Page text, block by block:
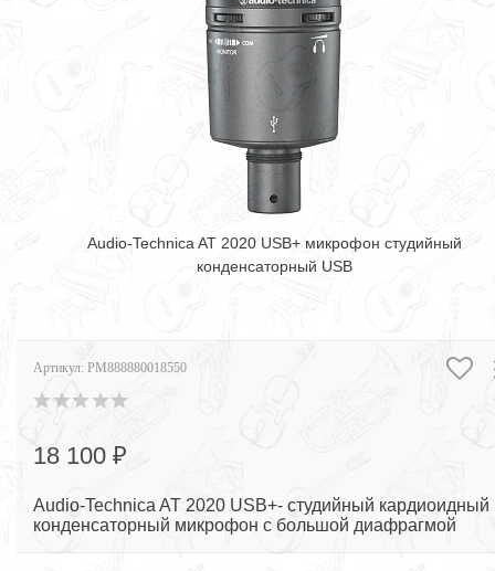
Audio-Technica AT 2020 USB+ микрофон студийный
конденсаторный USB
Артикул: PM888880018550
18 100 ₽
Audio-Technica AT 2020 USB+- студийный кардиоидный
конденсаторный микрофон с большой диафрагмой